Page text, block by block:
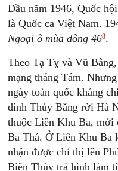
Đầu năm 1946, Quốc
là Quốc ca Việt Nam.
Ngoại ô mùa đông 468.
Theo Tạ Tỵ và Vũ
mạng tháng Tám.
ngày toàn quốc kháng
đình Thúy Băng rời Hà
thuộc Liên Khu Ba,
Ba Thá. Ở Liên Khu Ba
nhận được chỉ thị lên
Biên Thùy trá hình làm